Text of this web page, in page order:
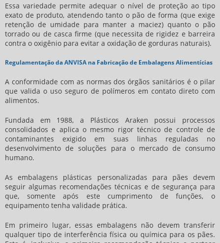
Essa variedade permite adequar o nível de proteção ao tipo
exato de produto, atendendo tanto o pão de forma (que exige
retenção de umidade para manter a maciez) quanto o pão
torrado ou de casca firme (que necessita de rigidez e barreira
contra o oxigênio para evitar a oxidação de gorduras naturais).
Regulamentação da ANVISA na Fabricação de Embalagens Alimentícias
A conformidade com as normas dos órgãos sanitários é o pilar
que valida o uso seguro de polímeros em contato direto com
alimentos.
Fundada em 1988, a Plásticos Araken possui processos
consolidados e aplica o mesmo rigor técnico de controle de
contaminantes exigido em suas linhas reguladas no
desenvolvimento de soluções para o mercado de consumo
humano.
Asembalagens plásticas personalizadas para pães devem
seguir algumas recomendações técnicas e de segurança para
que, somente após este cumprimento de funções, o
equipamento tenha validade prática.
Em primeiro lugar, essas embalagens não devem transferir
qualquer tipo de interferência física ou química para os pães.